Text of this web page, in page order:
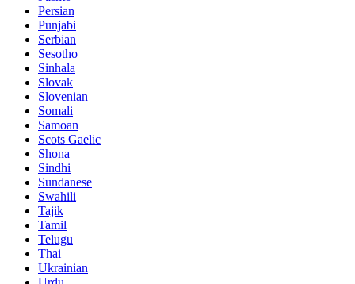
Persian
Punjabi
Serbian
Sesotho
Sinhala
Slovak
Slovenian
Somali
Samoan
Scots Gaelic
Shona
Sindhi
Sundanese
Swahili
Tajik
Tamil
Telugu
Thai
Ukrainian